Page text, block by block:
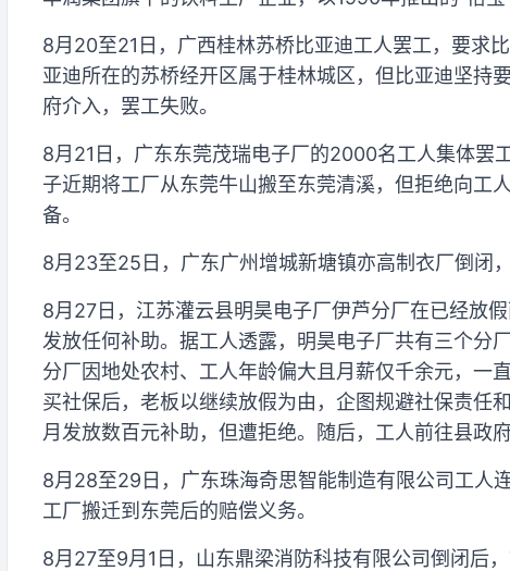
8月20至21日，广西桂林苏桥比亚迪工人罢工，要求
亚迪所在的苏桥经开区属于桂林城区，但比亚迪坚持
府介入，罢工失败。
8月21日，广东东莞茂瑞电子厂的2000名工人集体罢
子近期将工厂从东莞牛山搬至东莞清溪，但拒绝向工
备。
8月23至25日，广东广州增城新塘镇亦高制衣厂倒闭
8月27日，江苏灌云县明昊电子厂伊芦分厂在已经放
发放任何补助。据工人透露，明昊电子厂共有三个分
分厂因地处农村、工人年龄偏大且月薪仅千余元，一
买社保后，老板以继续放假为由，企图规避社保责任
月发放数百元补助，但遭拒绝。随后，工人前往县政
8月28至29日，广东珠海奇思智能制造有限公司工人
工厂搬迁到东莞后的赔偿义务。
8月27至9月1日，山东鼎梁消防科技有限公司倒闭后